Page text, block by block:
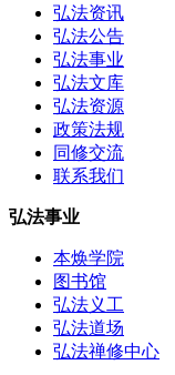
弘法资讯
弘法公告
弘法事业
弘法文库
弘法资源
政策法规
同修交流
联系我们
弘法事业
本焕学院
图书馆
弘法义工
弘法道场
弘法禅修中心